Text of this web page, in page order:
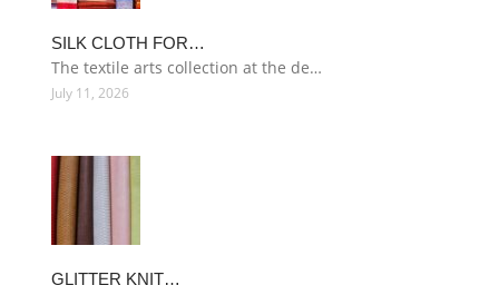
SILK CLOTH FOR…
The textile arts collection at the de…
July 11, 2026
GLITTER KNIT…